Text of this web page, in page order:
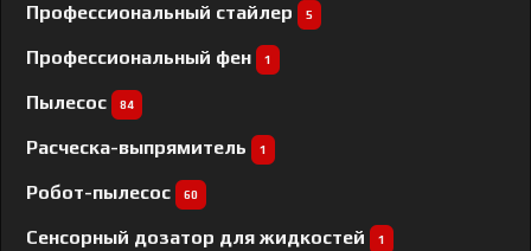
Профессиональный cтайлер 5
Профессиональный фен 1
Пылесос 84
Расческа-выпрямитель 1
Робот-пылесос 60
Сенсорный дозатор для жидкостей 1